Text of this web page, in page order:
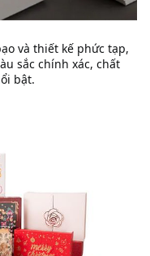
và thiết kế phức tạp,
sắc chính xác, chất
bật.